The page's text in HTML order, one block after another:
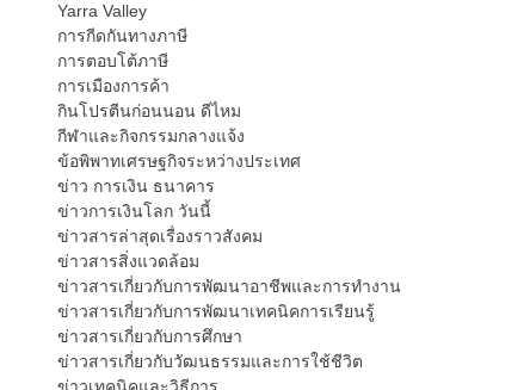
Yarra Valley
การกีดกันทางภาษี
การตอบโต้ภาษี
การเมืองการค้า
กินโปรตีนก่อนนอน ดีไหม
กีฬาและกิจกรรมกลางแจ้ง
ข้อพิพาทเศรษฐกิจระหว่างประเทศ
ข่าว การเงิน ธนาคาร
ข่าวการเงินโลก วันนี้
ข่าวสารล่าสุดเรื่องราวสังคม
ข่าวสารสิ่งแวดล้อม
ข่าวสารเกี่ยวกับการพัฒนาอาชีพและการทำงาน
ข่าวสารเกี่ยวกับการพัฒนาเทคนิคการเรียนรู้
ข่าวสารเกี่ยวกับการศึกษา
ข่าวสารเกี่ยวกับวัฒนธรรมและการใช้ชีวิต